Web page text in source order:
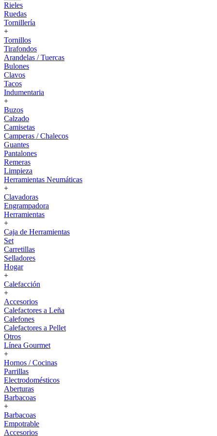
Rieles
Ruedas
Tornillería
+
Tornillos
Tirafondos
Arandelas / Tuercas
Bulones
Clavos
Tacos
Indumentaria
+
Buzos
Calzado
Camisetas
Camperas / Chalecos
Guantes
Pantalones
Remeras
Limpieza
Herramientas Neumáticas
+
Clavadoras
Engrampadora
Herramientas
+
Caja de Herramientas
Set
Carretillas
Selladores
Hogar
+
Calefacción
+
Accesorios
Calefactores a Leña
Calefones
Calefactores a Pellet
Otros
Línea Gourmet
+
Hornos / Cocinas
Parrillas
Electrodomésticos
Aberturas
Barbacoas
+
Barbacoas
Empotrable
Accesorios